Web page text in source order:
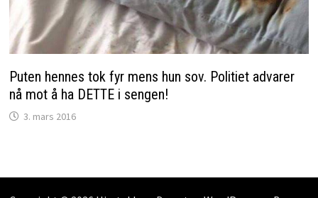
Puten hennes tok fyr mens hun sov. Politiet advarer
nå mot å ha DETTE i sengen!
3. mars 2016